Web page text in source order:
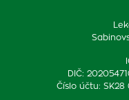
DIČ:
Číslo účtu: